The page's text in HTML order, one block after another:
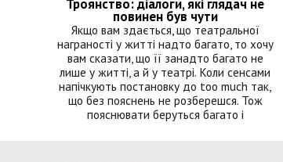
Троянство: діалоги, які глядач не
повинен був чути
Якщо вам здається, що театральної
награності у житті надто багато, то хочу
вам сказати, що її занадто багато не
лише у житті, а й у театрі. Коли сенсами
напічкують постановку до too much так,
що без пояснень не розберешся. Тож
пояснювати беруться багато і